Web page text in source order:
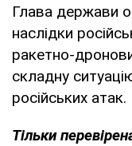
Глава держави
наслідки
ракетно-
складну
російських атак.
Тільки